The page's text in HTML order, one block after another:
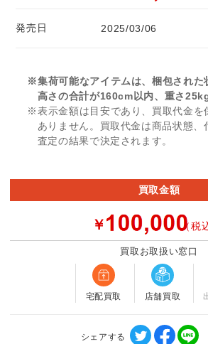
発売日 2025/03/06
※集荷可能なアイテムは、梱包された
高さの合計が160cm以内、重さ25kg
※表示金額は目安であり、買取代金を
ありません。買取代金は商品状態、
査定の結果で決定されます。
買取金額
￥ （税
買取お取扱い窓口
宅配買取 店舗買取
シェアする